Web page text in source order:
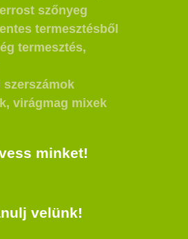
szőnyeg
termesztésből
termesztés,
virágmag mixek
minket!
velünk!